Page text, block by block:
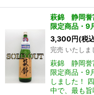
萩錦 静岡
限定商品・9
3,300円(税
完売 いたしま
萩錦 静岡
限定商品・9
しました！
中で、最も